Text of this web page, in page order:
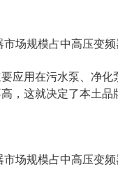
场规模占中高压变
应用在污水泵、净
，这就决定了本土
场规模占中高压变